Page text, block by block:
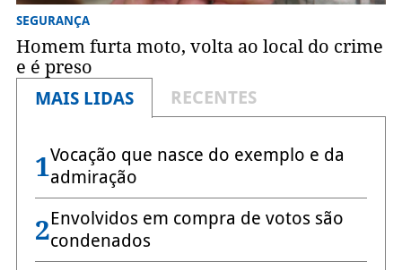
SEGURANÇA
Homem furta moto, volta ao local do crime
e é preso
MAIS LIDAS
RECENTES
1Vocação que nasce do exemplo e da
admiração
2Envolvidos em compra de votos são
condenados